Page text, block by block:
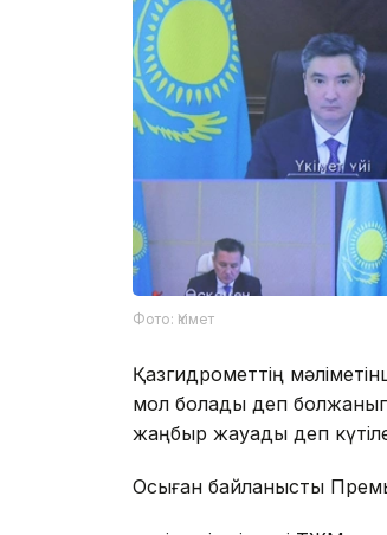
Фото: Үкімет
Қазгидрометтің
мол болады деп
жаңбыр жауады деп
Осыған байланысты